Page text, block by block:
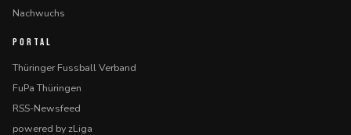
Nachwuchs
PORTAL
Thüringer Fussball Verband
FuPa Thüringen
RSS-Newsfeed
powered by zLiga